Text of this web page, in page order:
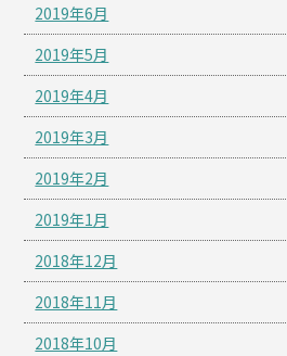
2019年6月
2019年5月
2019年4月
2019年3月
2019年2月
2019年1月
2018年12月
2018年11月
2018年10月